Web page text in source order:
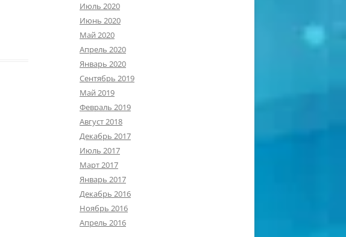
Июль 2020
Июнь 2020
Май 2020
Апрель 2020
Январь 2020
Сентябрь 2019
Май 2019
Февраль 2019
Август 2018
Декабрь 2017
Июль 2017
Март 2017
Январь 2017
Декабрь 2016
Ноябрь 2016
Апрель 2016